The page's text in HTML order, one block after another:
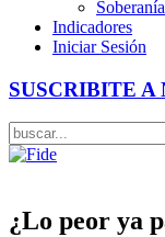
Indicadores
Iniciar Sesión
SUSCRIBITE A
¿Lo peor ya